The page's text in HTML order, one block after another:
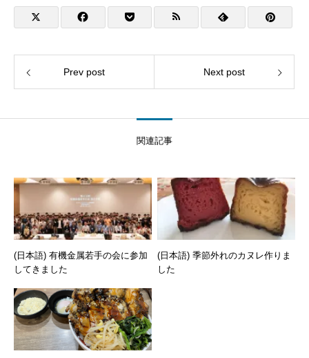
Prev post Next post
関連記事
(日本語) 有機金属若手の会に参加
してきました
(日本語) 季節外れのカヌレ作りま
した